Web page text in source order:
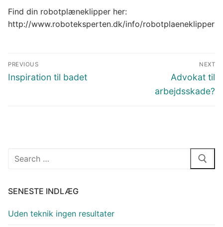
Find din robotplæneklipper her:
http://www.roboteksperten.dk/info/robotplaeneklipper
Indlægsnavigation
PREVIOUS
Previous
Inspiration til badet
NEXT
Next
post:
Advokat til
arbejdsskade?
Søg
SENESTE INDLÆG
Uden teknik ingen resultater